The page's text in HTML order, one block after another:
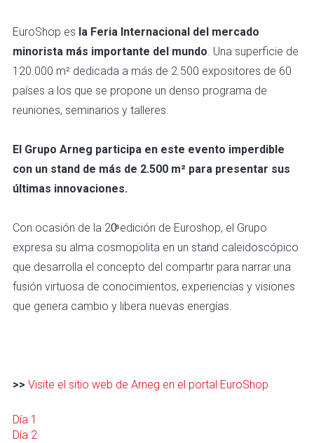
EuroShop es la Feria Internacional del mercado
minorista más importante del mundo. Una superficie de
120.000 m² dedicada a más de 2.500 expositores de 60
países a los que se propone un denso programa de
reuniones, seminarios y talleres.
El Grupo Arneg participa en este evento imperdible
con un stand de más de 2.500 m² para presentar sus
últimas innovaciones.
Con ocasión de la 20ͣ edición de Euroshop, el Grupo
expresa su alma cosmopolita en un stand caleidoscópico
que desarrolla el concepto del compartir para narrar una
fusión virtuosa de conocimientos, experiencias y visiones
que genera cambio y libera nuevas energías.
>> Visite el sitio web de Arneg en el portal EuroShop
Día 1
Día 2